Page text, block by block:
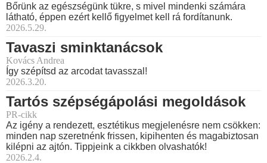
Bőrünk az egészségünk tükre, s mivel mindenki számára
látható, éppen ezért kellő figyelmet kell rá fordítanunk.
2026.5.29.
Tavaszi sminktanácsok
Kovács Andrea
Így szépítsd az arcodat tavasszal!
2026.3.20.
Tartós szépségápolási megoldások
PR-cikk
Az igény a rendezett, esztétikus megjelenésre nem csökken:
minden nap szeretnénk frissen, kipihenten és magabiztosan
kilépni az ajtón. Tippjeink a cikkben olvashatók!
2026.2.4.